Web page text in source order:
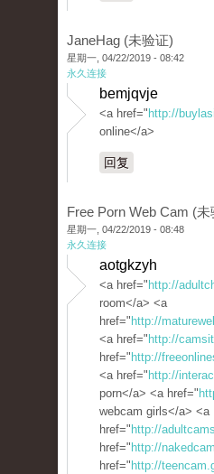
JaneHag (未验证)
星期一, 04/22/2019 - 08:42
永久连接
bemjqvje
<a href=" http://
online</a>
回复
Free Porn Web Cam (未
星期一, 04/22/2019 - 08:48
永久连接
aotgkzyh
<a href=" http://
room</a> <a
href=" http://
<a href=" http://
href=" http://
<a href=" http://
porn</a> <a href="
webcam girls</a> <a
href=" http://
href=" http://
href=" http://